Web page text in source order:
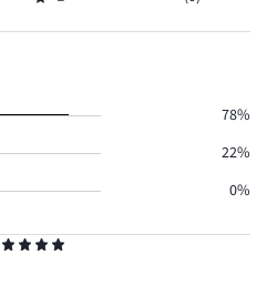
Hodnocení
1,
78%
22%
0%